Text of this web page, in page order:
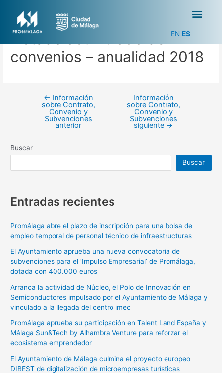
EN ES
Listado acumulado de
convenios – anualidad 2018
← Información
sobre Contrato,
Convenio y
Subvenciones
anterior
Información
sobre Contrato,
Convenio y
Subvenciones
siguiente →
Buscar
Buscar
Entradas recientes
Promálaga abre el plazo de inscripción para una bolsa de
empleo temporal de personal técnico de infraestructuras
El Ayuntamiento aprueba una nueva convocatoria de
subvenciones para el ‘Impulso Empresarial’ de Promálaga,
dotada con 400.000 euros
Arranca la actividad de Núcleo, el Polo de Innovación en
Semiconductores impulsado por el Ayuntamiento de Málaga y
vinculado a la llegada del centro imec
Promálaga aprueba su participación en Talent Land España y
Málaga Sun&Tech by Alhambra Venture para reforzar el
ecosistema emprendedor
El Ayuntamiento de Málaga culmina el proyecto europeo
DIBEST de digitalización de microempresas turísticas